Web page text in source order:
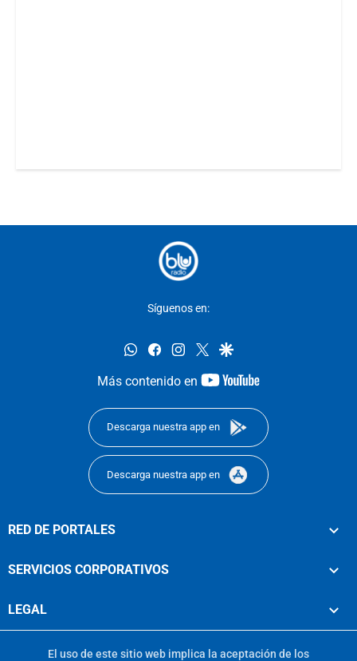
Síguenos en:
whatsappfacebookinstagram
twittergoogle
Más contenido en
youtube-
Descarga nuestra app en
Descarga nuestra app en
RED DE PORTALES
SERVICIOS CORPORATIVOS
LEGAL
El uso de este sitio web implica la aceptación de los